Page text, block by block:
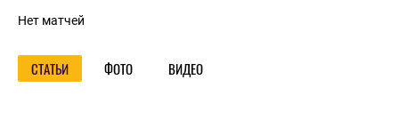
Нет матчей
СТАТЬИ ФОТО ВИДЕО